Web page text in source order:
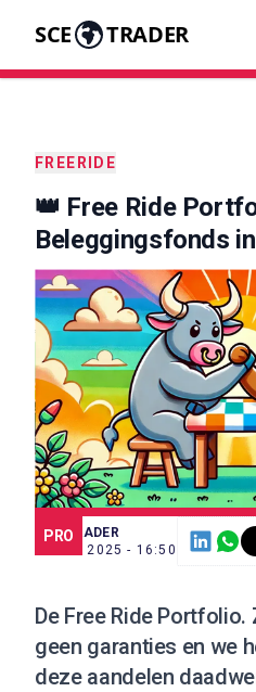
SCE TRADER
FREERIDE
👑 Free Ride
Beleggingsfonds
PRO
SCE TRADER
4 AUG. 2025 - 16:50
De Free Ride Portfolio.
geen garanties en we
deze aandelen